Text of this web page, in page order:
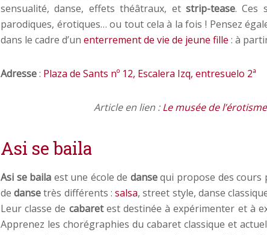
sensualité, danse, effets théâtraux, et strip-tease. Ces
parodiques, érotiques… ou tout cela à la fois ! Pensez
dans le cadre d’un enterrement de vie de jeune fille : à
Adresse: Plaza de Sants nº 12, Escalera Izq, entresuelo 2ª
Article en lien :Le musée de
Asi se baila
Asi se baila est une école de dansequi propose des cours
dedansetrès différents :salsa, street style, danse
Leur classe de cabaretest destinée à expérimenter et à
Apprenez les chorégraphies du cabaret classique et